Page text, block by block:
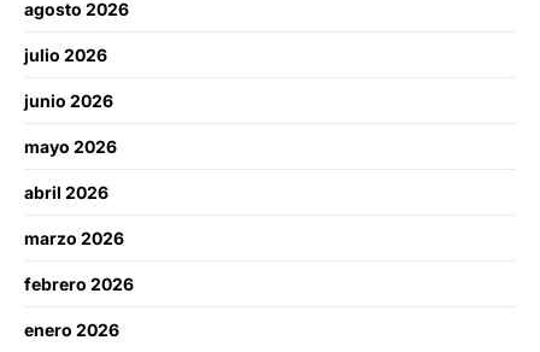
agosto 2026
julio 2026
junio 2026
mayo 2026
abril 2026
marzo 2026
febrero 2026
enero 2026